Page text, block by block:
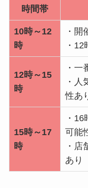
時間帯
10時～12
時
・開
・
12時～15
時
・一
・人
性あ
15時～17
時
・
可能
・店
あり